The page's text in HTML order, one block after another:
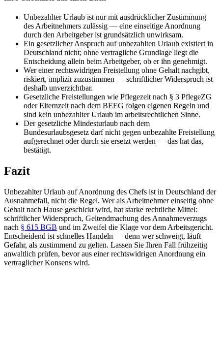
Unbezahlter Urlaub ist nur mit ausdrücklicher Zustimmung
des Arbeitnehmers zulässig — eine einseitige Anordnung
durch den Arbeitgeber ist grundsätzlich unwirksam.
Ein gesetzlicher Anspruch auf unbezahlten Urlaub existiert in
Deutschland nicht; ohne vertragliche Grundlage liegt die
Entscheidung allein beim Arbeitgeber, ob er ihn genehmigt.
Wer einer rechtswidrigen Freistellung ohne Gehalt nachgibt,
riskiert, implizit zuzustimmen — schriftlicher Widerspruch ist
deshalb unverzichtbar.
Gesetzliche Freistellungen wie Pflegezeit nach § 3 PflegeZG
oder Elternzeit nach dem BEEG folgen eigenen Regeln und
sind kein unbezahlter Urlaub im arbeitsrechtlichen Sinne.
Der gesetzliche Mindesturlaub nach dem
Bundesurlaubsgesetz darf nicht gegen unbezahlte Freistellung
aufgerechnet oder durch sie ersetzt werden — das hat das,
bestätigt.
Fazit
Unbezahlter Urlaub auf Anordnung des Chefs ist in Deutschland der
Ausnahmefall, nicht die Regel. Wer als Arbeitnehmer einseitig ohne
Gehalt nach Hause geschickt wird, hat starke rechtliche Mittel:
schriftlicher Widerspruch, Geltendmachung des Annahmeverzugs
nach § 615 BGB und im Zweifel die Klage vor dem Arbeitsgericht.
Entscheidend ist schnelles Handeln — denn wer schweigt, läuft
Gefahr, als zustimmend zu gelten. Lassen Sie Ihren Fall frühzeitig
anwaltlich prüfen, bevor aus einer rechtswidrigen Anordnung ein
vertraglicher Konsens wird.